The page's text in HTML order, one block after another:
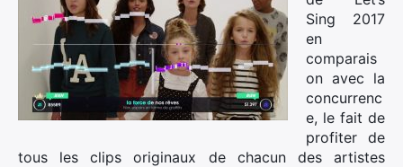
Sing 2017
en
comparais
on avec la
concurrenc
e, le fait de
profiter de
tous les clips originaux de chacun des artistes
×